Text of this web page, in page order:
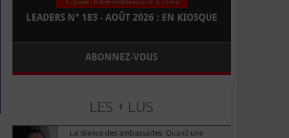
LEADERS N° 183 - AOÛT 2026 : EN KIOSQUE
ABONNEZ-VOUS
LES + LUS
Le silence des ambassades: Quand une